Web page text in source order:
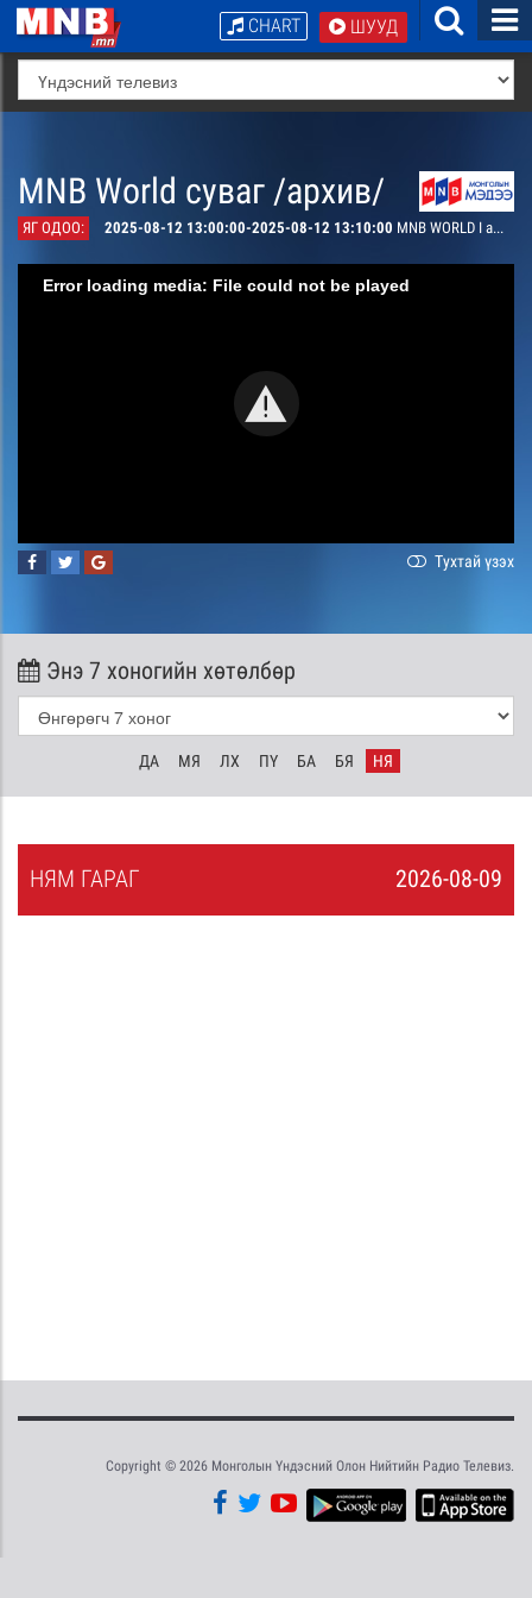
ШУУД
CHART
MNB World суваг /архив/
ЯГ ОДОО: 2025-08-12 13:00:00-2025-08-12 13:10:00 MNB WORLD I am Mongolian #3
Error loading media: File could not be played
Тухтай үзэх
Энэ 7 хоногийн хөтөлбөр
ДА МЯ ЛХ ПҮ БА БЯ НЯ
2026-08-09
НЯМ ГАРАГ
Copyright © 2026 Монголын Үндэсний Олон Нийтийн Радио Телевиз.